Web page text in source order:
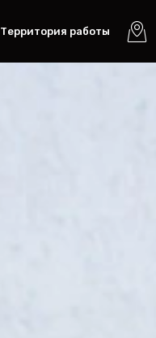
Территория работы